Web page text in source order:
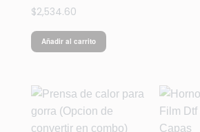
$2,534.60
Añadir al carrito